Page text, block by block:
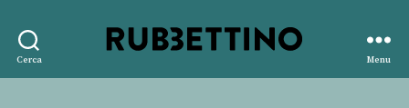
Cerca
editore
Menu